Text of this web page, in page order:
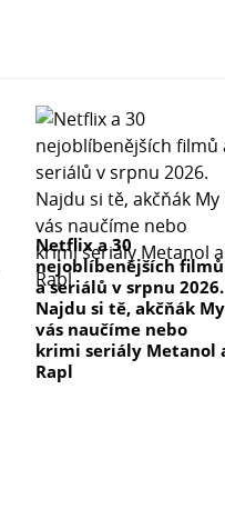
Netflix a 30
nejoblíbenějších filmů
a seriálů v srpnu 2026.
Najdu si tě, akčňák My
vás naučíme nebo
krimi seriály Metanol
Rapl